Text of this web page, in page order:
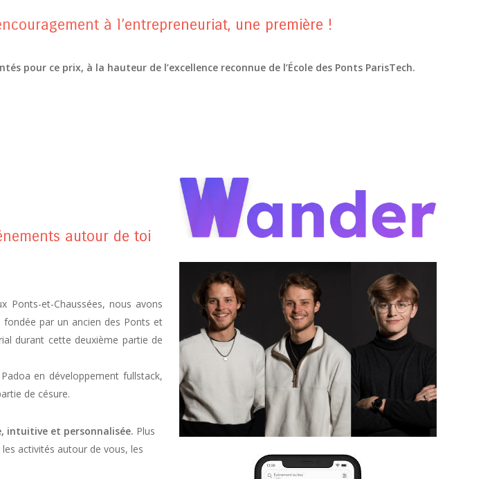
à l’entrepreneuriat, une première !
pour ce prix, à la hauteur de l’excellence reconnue de l’École des Ponts ParisTech.
autour de toi
Ponts-et-Chaussées, nous avons
par un ancien des Ponts et
durant cette deuxième partie de
en développement fullstack,
de césure.
intuitive et personnalisée. Plus
activités autour de vous, les